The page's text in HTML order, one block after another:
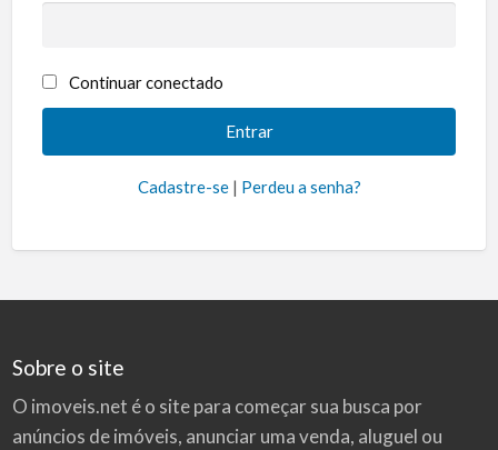
Continuar conectado
Cadastre-se| Perdeu a senha?
Sobre o site
O imoveis.net é o site para começar sua busca por
anúncios de imóveis, anunciar uma venda, aluguel ou